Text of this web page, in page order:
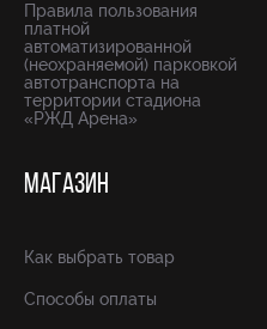
Правила пользования
платной
автоматизированной
(неохраняемой) парковкой
автотранспорта на
территории стадиона
«РЖД Арена»
МАГАЗИН
Как выбрать товар
Способы оплаты